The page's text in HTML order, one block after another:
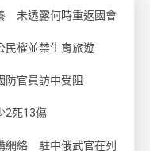
未透露何時重返國會
權並禁生育旅遊
官員訪中受阻
2死13傷
網絡 駐中俄武官在列